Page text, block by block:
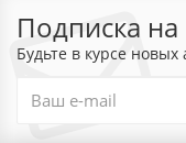
Подписка на
Будьте в курсе